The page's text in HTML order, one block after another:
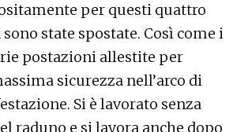
per questi quattro
state spostate. Così come i
postazioni allestite per
sicurezza nell’arco di
Si è lavorato senza
raduno e si lavora anche dopo